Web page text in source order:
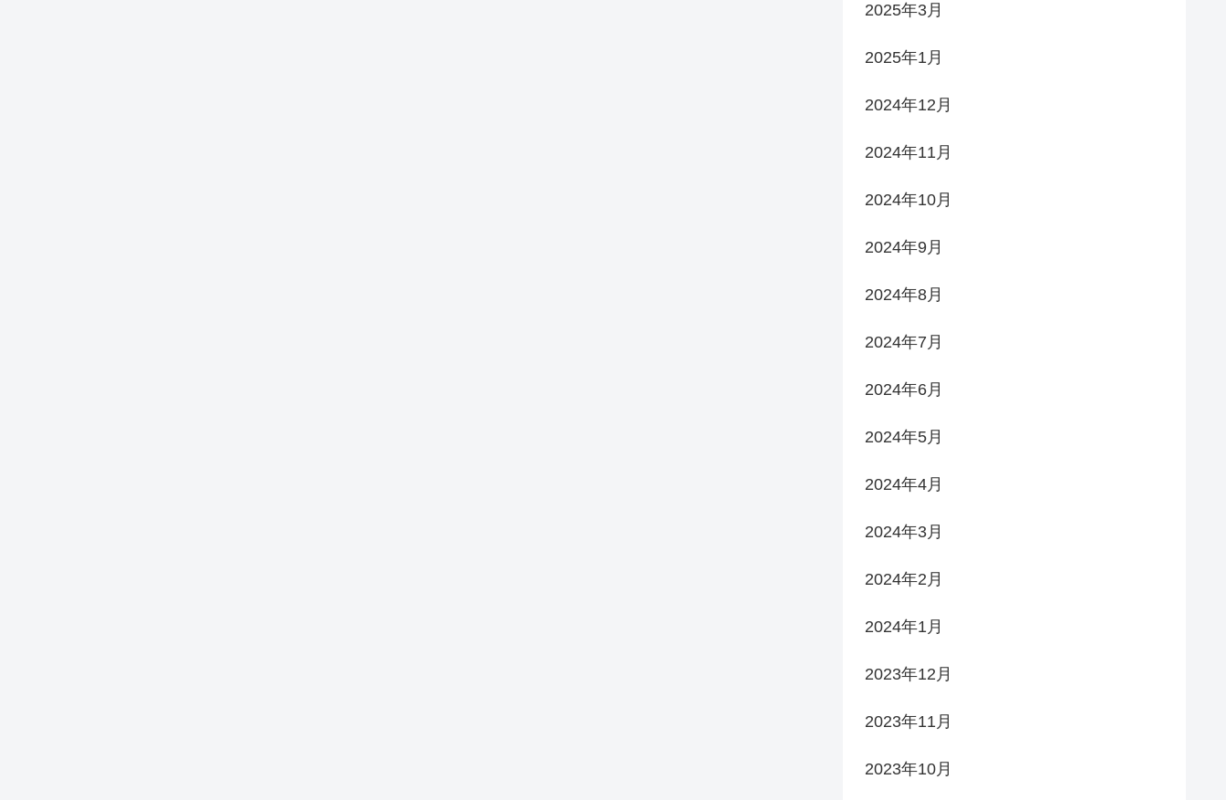
2025年3月
2025年1月
2024年12月
2024年11月
2024年10月
2024年9月
2024年8月
2024年7月
2024年6月
2024年5月
2024年4月
2024年3月
2024年2月
2024年1月
2023年12月
2023年11月
2023年10月